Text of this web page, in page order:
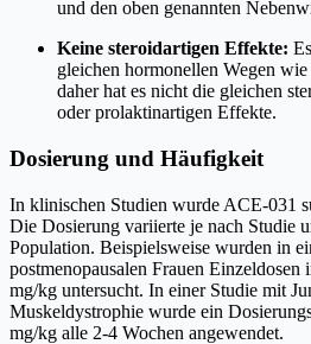
und den oben genannten
Keine steroidartigen Effekte:
gleichen hormonellen Wegen
daher hat es nicht die gleichen
oder prolaktinartigen Effekte.
Dosierung und Häufigkeit
In klinischen Studien wurde ACE-031
Die Dosierung variierte je nach Studie
Population. Beispielsweise wurden in
postmenopausalen Frauen
mg/kg untersucht. In einer Studie mit
Muskeldystrophie wurde ein
mg/kg alle 2-4 Wochen angewendet.